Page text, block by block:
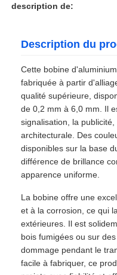
description de:
Description du
Cette bobine
fabriquée à partir
qualité supérieure,
de 0,2 mm à 6,0 mm. Il
signalisation, la
architecturale. Des
disponibles sur la base
différence de brillance
apparence uniforme.
La bobine offre une
et à la corrosion, ce qui
extérieures. Il est
bois fumigées ou sur
dommage pendant le
facile à fabriquer, ce